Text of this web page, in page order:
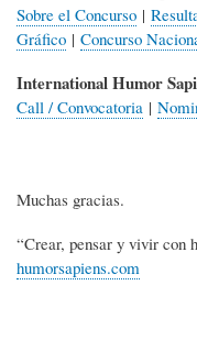
Sobre el Concurso |
Gráfico | Concurso
International Humor
Call / Convocatoria |
Muchas gracias.
“Crear, pensar y vivir con
humorsapiens.com